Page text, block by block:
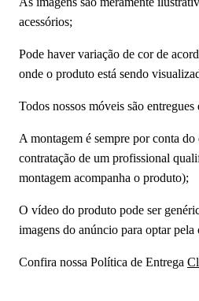
acessórios;
Pode haver variação de cor de
onde o produto está sendo
Todos nossos móveis são entregues
A montagem é sempre por conta
contratação de um profissional
montagem acompanha o produto);
O vídeo do produto pode ser
imagens do anúncio para optar pela
Confira nossa Política de Entrega